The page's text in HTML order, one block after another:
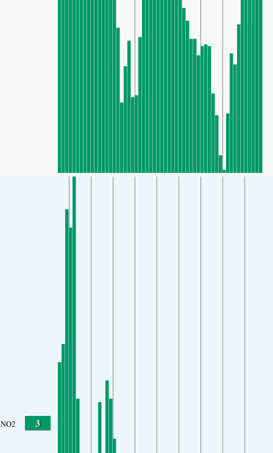
NO2 3